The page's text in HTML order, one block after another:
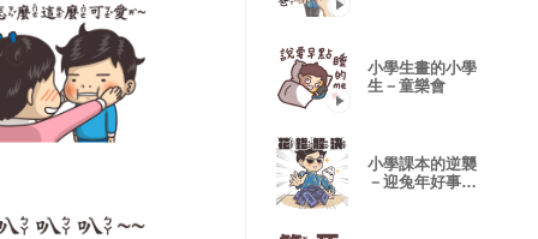
小學生畫的小學
生－童樂會
小學課本的逆襲
－迎兔年好事乘